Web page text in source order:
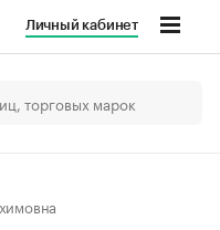
Личный кабинет